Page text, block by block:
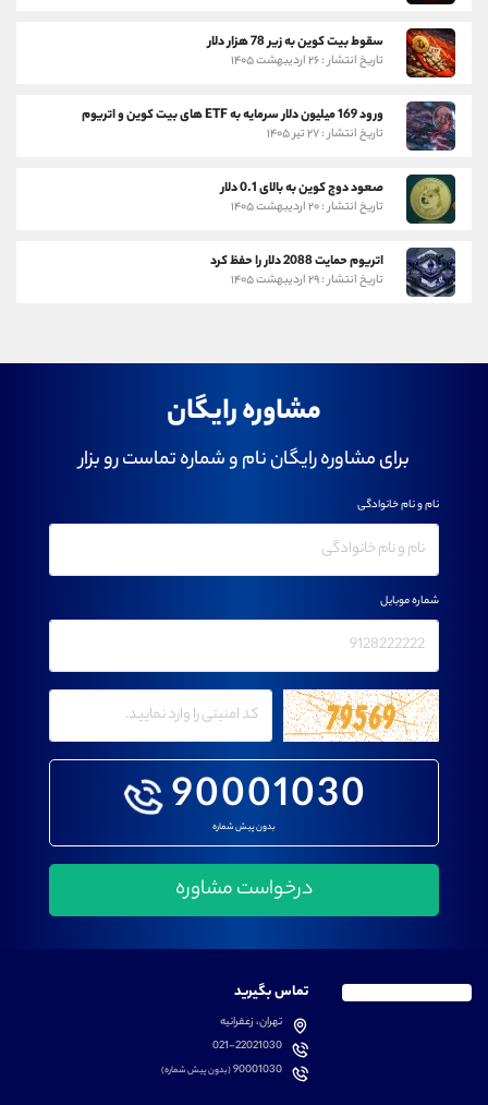
سقوط بیت کوین به زیر 78 هزار دلار
تاریخ انتشار : ۲۶ اردیبهشت ۱۴۰۵
ورود 169 میلیون دلار سرمایه به ETF های بیت کوین و اتریوم
تاریخ انتشار : ۲۷ تیر ۱۴۰۵
صعود دوج کوین به بالای 0.1 دلار
تاریخ انتشار : ۲۰ اردیبهشت ۱۴۰۵
اتریوم حمایت 2088 دلار را حفظ کرد
تاریخ انتشار : ۲۹ اردیبهشت ۱۴۰۵
مشاوره رایگان
برای مشاوره رایگان نام و شماره تماست رو بزار
90001030
بدون پیش شماره
نام و نام خانوادگی
شماره موبایل
تماس بگیرید
تهران، زعفرانیه
021-22021030
90001030(بدون پیش شماره)